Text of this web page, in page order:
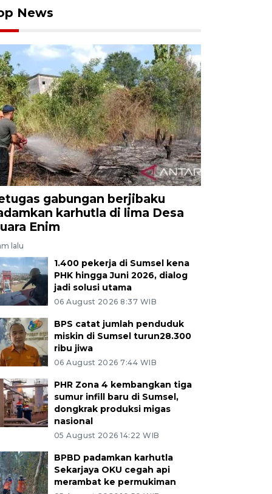
News
gabungan berjibaku
karhutla di lima Desa
Enim
lalu
1.400 pekerja di Sumsel kena
PHK hingga Juni 2026, dialog
jadi solusi utama
06 August 2026 8:37 WIB
BPS catat jumlah penduduk
miskin di Sumsel turun28.300
ribu jiwa
06 August 2026 7:44 WIB
PHR Zona 4 kembangkan tiga
sumur infill baru di Sumsel,
dongkrak produksi migas
nasional
05 August 2026 14:22 WIB
BPBD padamkan karhutla
Sekarjaya OKU cegah api
merambat ke permukiman